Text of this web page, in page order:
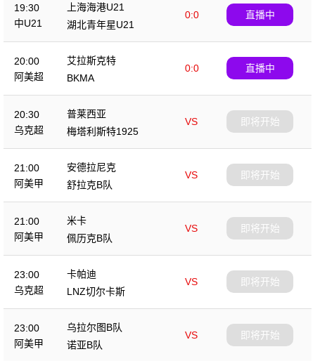
19:30
中U21
上海海港U21
0:0
湖北青年星U21
直播中
20:00
阿美超
艾拉斯克特
0:0
BKMA
直播中
20:30
乌克超
普莱西亚
VS
梅塔利斯特1925
即将开始
21:00
阿美甲
安德拉尼克
VS
舒拉克B队
即将开始
21:00
阿美甲
米卡
VS
佩历克B队
即将开始
23:00
乌克超
卡帕迪
VS
LNZ切尔卡斯
即将开始
23:00
阿美甲
乌拉尔图B队
VS
诺亚B队
即将开始